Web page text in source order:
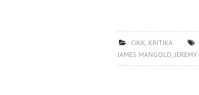
CIKK, KRITIKA
JAMES MANGOLD,